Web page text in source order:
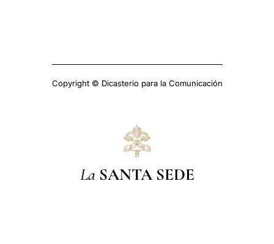
Copyright © Dicasterio para la Comunicación
La SANTA SEDE